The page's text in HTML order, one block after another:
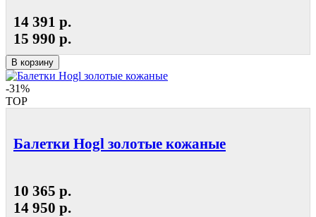
14 391 р.
15 990 р.
В корзину
-31%
TOP
Балетки Hogl золотые кожаные
10 365 р.
14 950 р.